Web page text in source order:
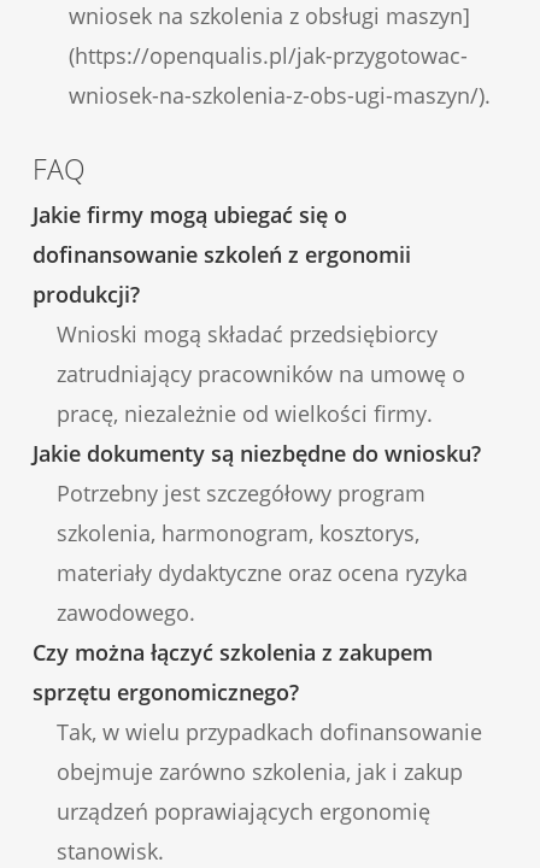
wniosek na szkolenia z obsługi maszyn]
(https://openqualis.pl/jak-przygotowac-
wniosek-na-szkolenia-z-obs-ugi-maszyn/).
FAQ
Jakie firmy mogą ubiegać się o
dofinansowanie szkoleń z ergonomii
produkcji?
Wnioski mogą składać przedsiębiorcy
zatrudniający pracowników na umowę o
pracę, niezależnie od wielkości firmy.
Jakie dokumenty są niezbędne do wniosku?
Potrzebny jest szczegółowy program
szkolenia, harmonogram, kosztorys,
materiały dydaktyczne oraz ocena ryzyka
zawodowego.
Czy można łączyć szkolenia z zakupem
sprzętu ergonomicznego?
Tak, w wielu przypadkach dofinansowanie
obejmuje zarówno szkolenia, jak i zakup
urządzeń poprawiających ergonomię
stanowisk.